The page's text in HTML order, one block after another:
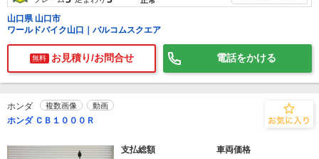
山口県 山口市
ワールドバイク山口｜バルコムスクエア
無料 お見積り/お問合せ 電話をかける
ホンダ 複数画像 動画
ホンダ ＣＢ１０００Ｒ
支払総額 車両価格